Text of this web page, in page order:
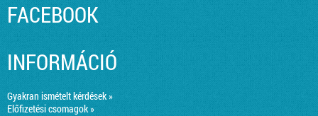
FACEBOOK
INFORMÁCIÓ
Gyakran ismételt kérdések »
Előfizetési csomagok »